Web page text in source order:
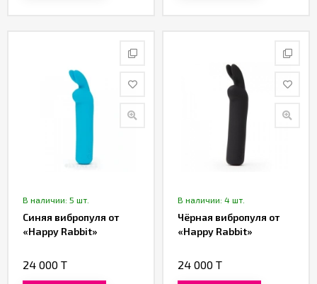
В наличии: 5 шт.
Синяя вибропуля от
«Happy Rabbit»
24 000 T
В наличии: 4 шт.
Чёрная вибропуля от
«Happy Rabbit»
24 000 T